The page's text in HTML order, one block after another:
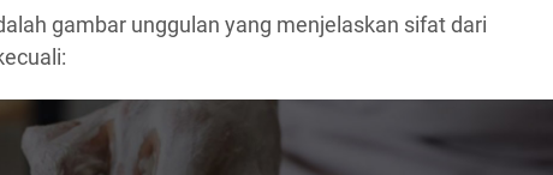
gambar unggulan yang menjelaskan sifat dari